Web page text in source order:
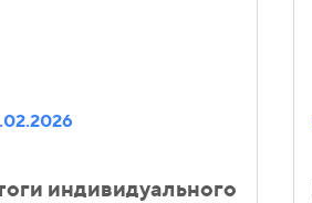
индивидуального